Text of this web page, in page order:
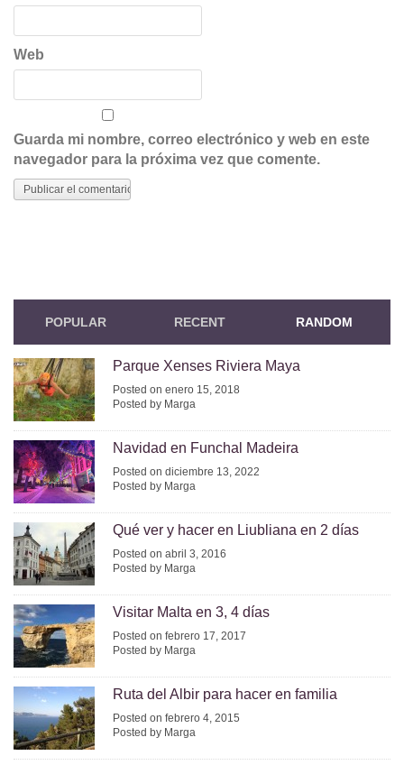
Web
Guarda mi nombre, correo electrónico y web en este
navegador para la próxima vez que comente.
POPULAR RECENT RANDOM
Parque Xenses Riviera Maya
Posted on enero 15, 2018
Posted by Marga
Navidad en Funchal Madeira
Posted on diciembre 13, 2022
Posted by Marga
Qué ver y hacer en Liubliana en 2 días
Posted on abril 3, 2016
Posted by Marga
Visitar Malta en 3, 4 días
Posted on febrero 17, 2017
Posted by Marga
Ruta del Albir para hacer en familia
Posted on febrero 4, 2015
Posted by Marga